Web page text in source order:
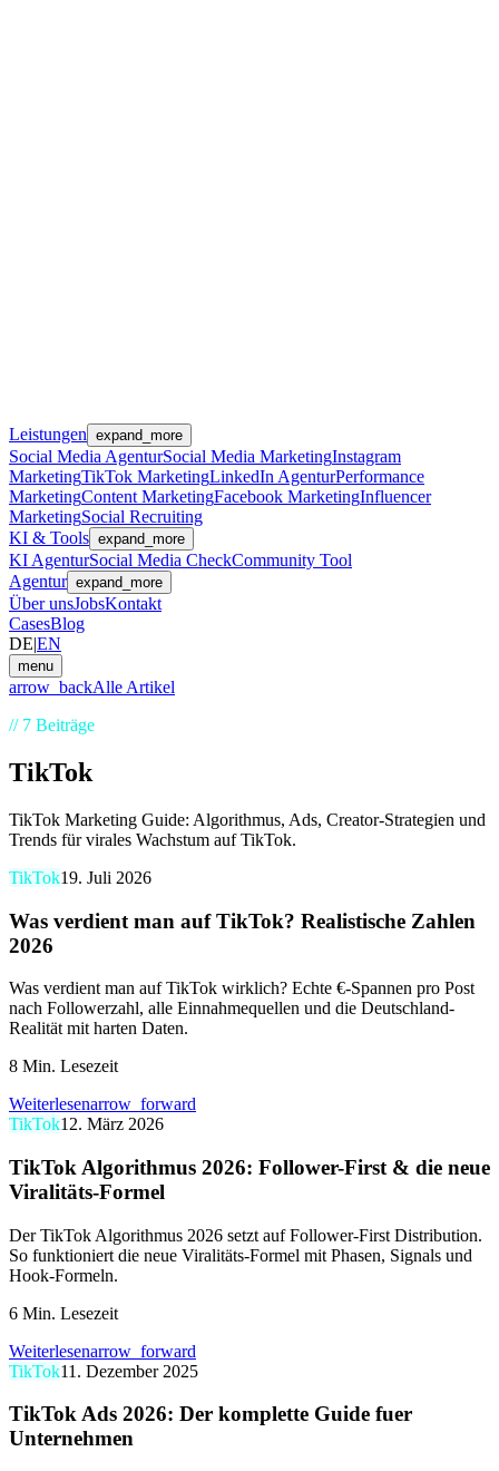
Leistungen expand_more
Social Media AgenturSocial Media MarketingInstagram
MarketingTikTok MarketingLinkedIn AgenturPerformance
MarketingContent MarketingFacebook MarketingInfluencer
MarketingSocial Recruiting
KI & Tools expand_more
KI AgenturSocial Media CheckCommunity Tool
Agentur expand_more
Über unsJobsKontakt
CasesBlog
DE|EN
menu
arrow_backAlle Artikel
// 7 Beiträge
TikTok
TikTok Marketing Guide: Algorithmus, Ads, Creator-Strategien und
Trends für virales Wachstum auf TikTok.
TikTok19. Juli 2026
Was verdient man auf TikTok? Realistische Zahlen
2026
Was verdient man auf TikTok wirklich? Echte €-Spannen pro Post
nach Followerzahl, alle Einnahmequellen und die Deutschland-
Realität mit harten Daten.
8 Min. Lesezeit
Weiterlesenarrow_forward
TikTok12. März 2026
TikTok Algorithmus 2026: Follower-First & die neue
Viralitäts-Formel
Der TikTok Algorithmus 2026 setzt auf Follower-First Distribution.
So funktioniert die neue Viralitäts-Formel mit Phasen, Signals und
Hook-Formeln.
6 Min. Lesezeit
Weiterlesenarrow_forward
TikTok11. Dezember 2025
TikTok Ads 2026: Der komplette Guide fuer
Unternehmen